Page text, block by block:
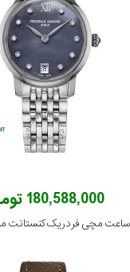
180,588,000 تومان